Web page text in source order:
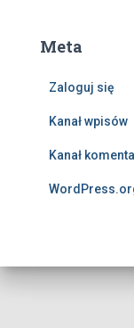
Meta
Zaloguj się
Kanał wpisów
Kanał